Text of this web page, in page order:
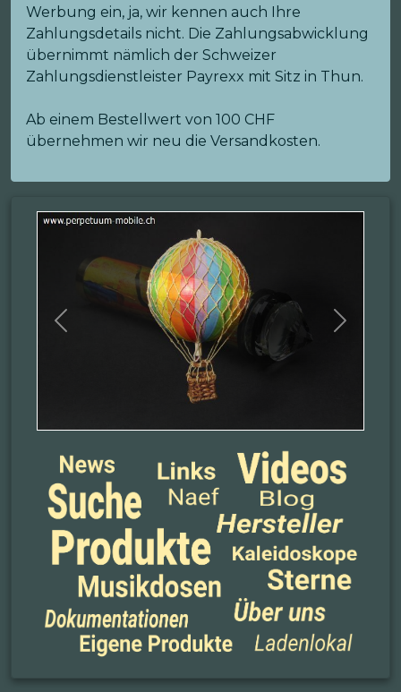
Werbung ein, ja, wir kennen auch Ihre
Zahlungsdetails nicht. Die Zahlungsabwicklung
übernimmt nämlich der Schweizer
Zahlungsdienstleister Payrexx mit Sitz in Thun.
Ab einem Bestellwert von 100 CHF
übernehmen wir neu die Versandkosten.
Previous Next